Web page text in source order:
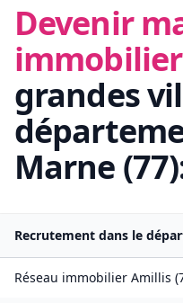
Devenir
immobilier
grandes
Marne (77
Recrutement dans le
Réseau immobilier Amillis (